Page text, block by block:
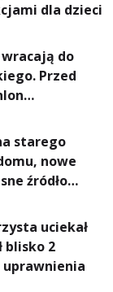
dla dzieci
do
Przed
starego
nowe
źródło
lepszyuciekał
blisko 2